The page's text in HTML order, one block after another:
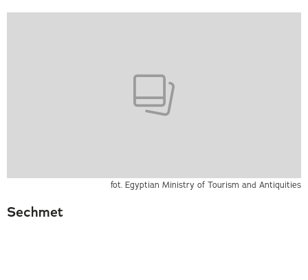
fot. Egyptian Ministry of Tourism and Antiquities
Sechmet